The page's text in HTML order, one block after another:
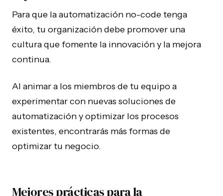
Para que la automatización no-code tenga
éxito, tu organización debe promover una
cultura que fomente la innovación y la mejora
continua.
Al animar a los miembros de tu equipo a
experimentar con nuevas soluciones de
automatización y optimizar los procesos
existentes, encontrarás más formas de
optimizar tu negocio.
Mejores prácticas para la